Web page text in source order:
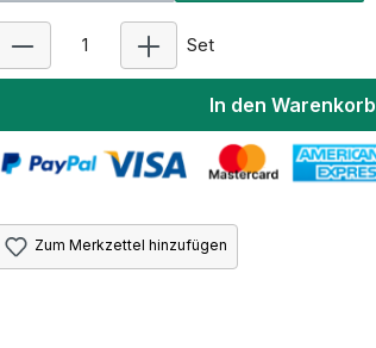
Set
In den Warenkorb
Zum Merkzettel hinzufügen